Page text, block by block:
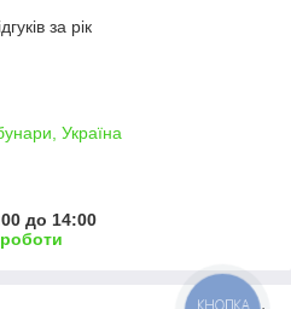
за рік
Україна
до 14:00
КНОПКА